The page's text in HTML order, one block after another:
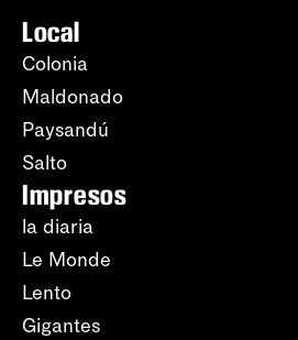
Local
Colonia
Maldonado
Paysandú
Salto
Impresos
la diaria
Le Monde
Lento
Gigantes